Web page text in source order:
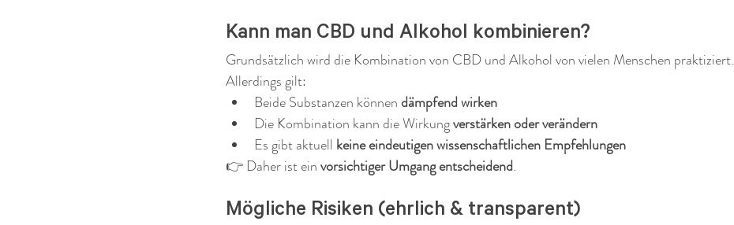
Kann man CBD und Alkohol kombinieren?
Grundsätzlich wird die Kombination von CBD und Alkohol von vielen Menschen praktiziert.
Allerdings gilt:
Beide Substanzen können dämpfend wirken
Die Kombination kann die Wirkung verstärken oder verändern
Es gibt aktuell keine eindeutigen wissenschaftlichen Empfehlungen
👉 Daher ist ein vorsichtiger Umgang entscheidend.
Mögliche Risiken (ehrlich & transparent)